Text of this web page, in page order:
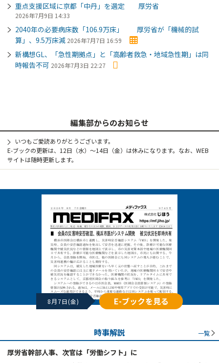
重点支援区域に京都「中丹」を選定 厚労省
2026年7月9日 14:33
2040年の必要病床数「106.9万床」 厚労省が「機械的試
算」、9.5万床減 2026年7月7日 16:59
新構想GL、「急性期拠点」と「高齢者救急・地域急性期」は同
時報告不可 2026年7月3日 22:27
編集部からのお知らせ
いつもご愛読ありがとうございます。
E-ブックの更新は、12日（水）～14日（金）は休みになります。なお、WEB
サイトは随時更新します。
8月7日(金) E-ブックを見る
時事解説 一覧
厚労省幹部人事、次官は「労働シフト」に